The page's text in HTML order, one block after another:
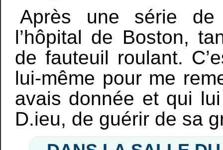
Après une série de
l’hôpital de Boston,
de fauteuil roulant.
lui-même pour me
avais donnée et qui
D.ieu, de guérir de sa